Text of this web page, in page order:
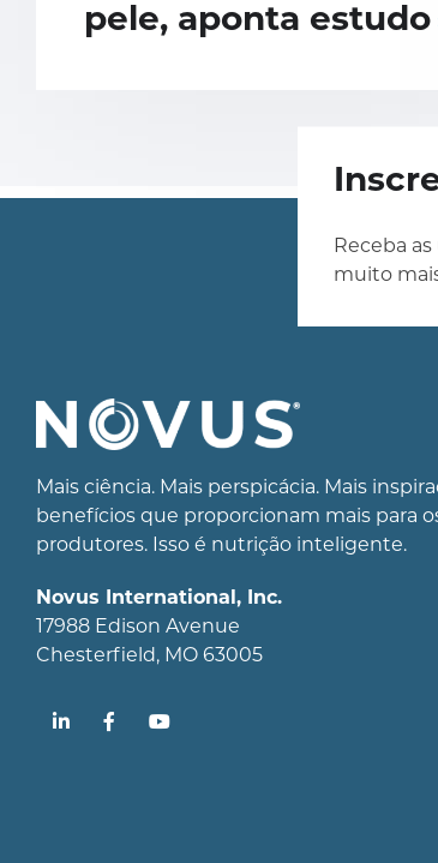
pele, aponta estudo
Receba
muito
Mais ciência. Mais perspicácia. Mais
benefícios que proporcionam mais para
produtores. Isso é nutrição inteligente.
Novus International, Inc.
17988 Edison Avenue
Chesterfield, MO 63005
LinkedInFacebookYouTube